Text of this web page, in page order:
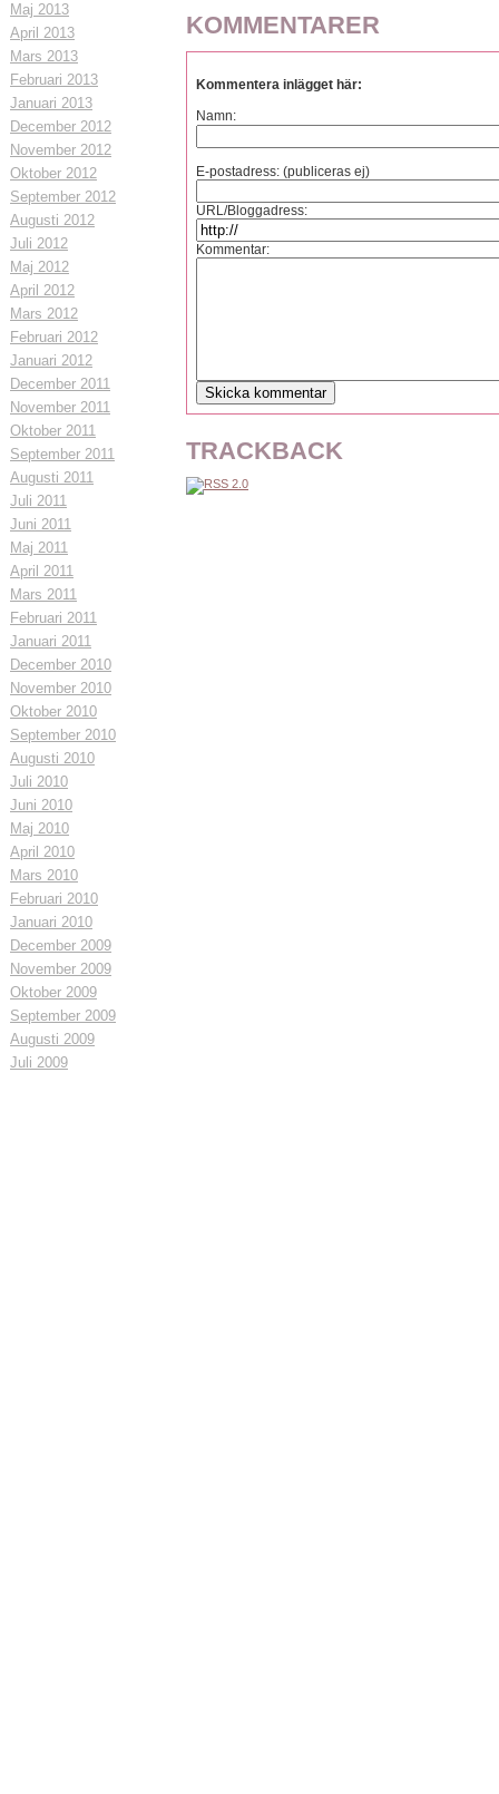
Maj 2013
April 2013
Mars 2013
Februari 2013
Januari 2013
December 2012
November 2012
Oktober 2012
September 2012
Augusti 2012
Juli 2012
Maj 2012
April 2012
Mars 2012
Februari 2012
Januari 2012
December 2011
November 2011
Oktober 2011
September 2011
Augusti 2011
Juli 2011
Juni 2011
Maj 2011
April 2011
Mars 2011
Februari 2011
Januari 2011
December 2010
November 2010
Oktober 2010
September 2010
Augusti 2010
Juli 2010
Juni 2010
Maj 2010
April 2010
Mars 2010
Februari 2010
Januari 2010
December 2009
November 2009
Oktober 2009
September 2009
Augusti 2009
Juli 2009
KOMMENTARER
Kommentera inlägget här:
Namn:
E-postadress: (publiceras ej)
URL/Bloggadress:
Kommentar:
TRACKBACK